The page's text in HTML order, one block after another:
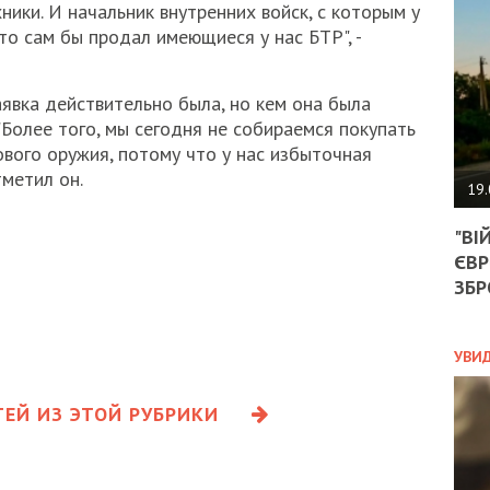
И начальник внутренних войск, с которым у
сам бы продал имеющиеся у нас БТР", -
действительно была, но кем она была
того, мы сегодня не собираемся покупать
оружия, потому что у нас избыточная
он.
ИЗ ЭТОЙ РУБРИКИ
НА